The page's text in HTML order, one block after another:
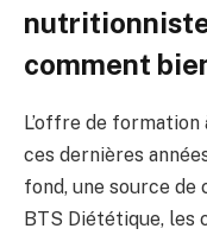
nutritionniste
comment
L’offre de
ces dernières
fond, une source
BTS Diététique, les